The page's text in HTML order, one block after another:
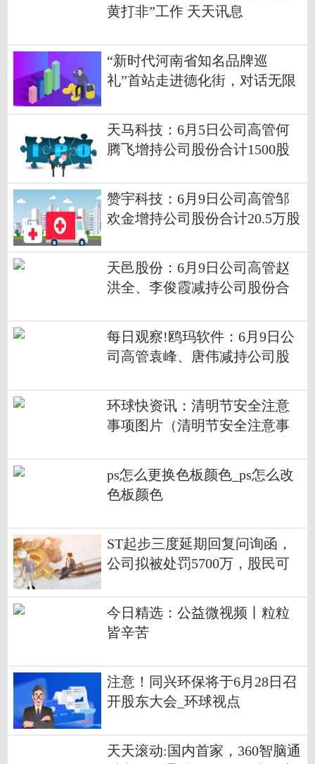
黄打非”工作 天天讯息
“新时代河南省知名品牌巡
礼”首站走进德化街，对话无限
天马科技：6月5日公司高管何
腾飞增持公司股份合计1500股
赞宇科技：6月9日公司高管邹
欢金增持公司股份合计20.5万股
天邑股份：6月9日公司高管赵
洪全、李俊霞减持公司股份合
每日观察!鸥玛软件：6月9日公
司高管袁峰、唐伟减持公司股
环球快资讯：清明节安全注意
事项图片（清明节安全注意事
ps怎么更换色板颜色_ps怎么改
色板颜色
ST起步三度延期回复问询函，
公司拟被处罚5700万，股民可
今日精选：公益微视频丨粒粒
皆辛苦
注意！同兴环保将于6月28日召
开股东大会_环球视点
天天滚动:国内首家，360智脑通